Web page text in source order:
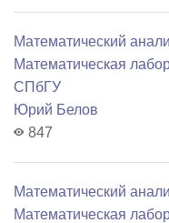
Математический
Математичеcкая
СПбГУ
Юрий Белов
847
Математический
Математичеcкая